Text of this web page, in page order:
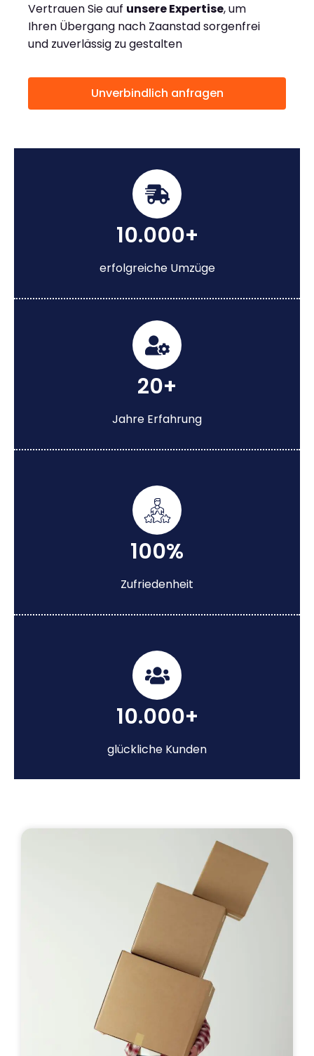
Vertrauen Sie auf unsere Expertise, um
Ihren Übergang nach Zaanstad sorgenfrei
und zuverlässig zu gestalten
Unverbindlich anfragen
10.000+
erfolgreiche Umzüge
20+
Jahre Erfahrung
100%
Zufriedenheit
10.000+
glückliche Kunden